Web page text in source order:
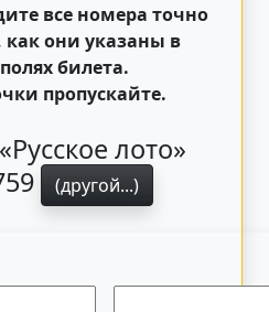
все номера точно
как они указаны в
билета.
пропускайте.
лото»
(другой...)